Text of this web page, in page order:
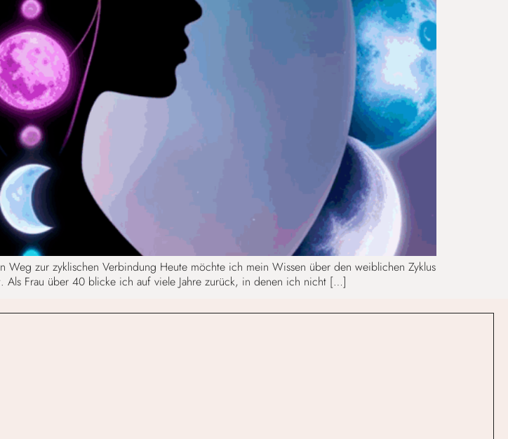
Weg zur zyklischen Verbindung Heute möchte ich mein Wissen über den weiblichen Zyklus
Als Frau über 40 blicke ich auf viele Jahre zurück, in denen ich nicht […]